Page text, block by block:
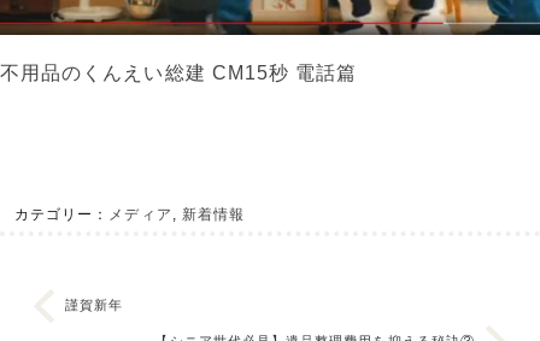
不用品のくんえい総建 CM15秒 電話篇
カテゴリー： メディア , 新着情報
謹賀新年